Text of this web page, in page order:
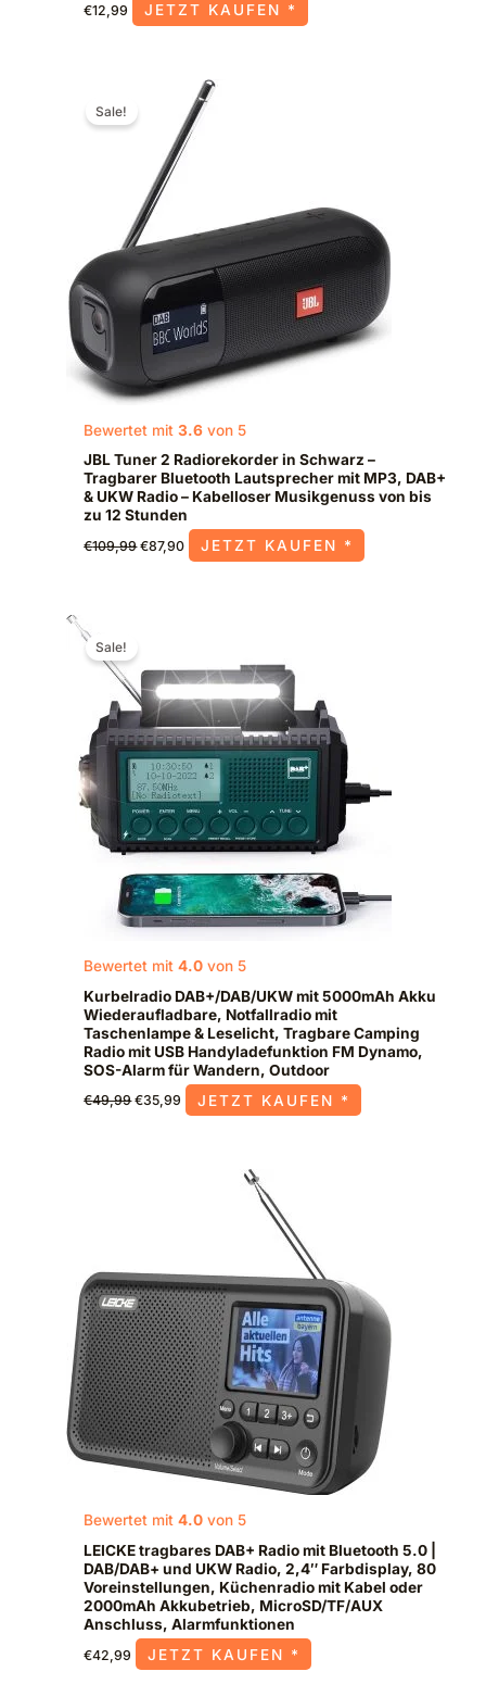
€12,99 JETZT KAUFEN *
Sale!
Bewertet mit3.6 von 5
JBL Tuner 2 Radiorekorder in Schwarz –
Tragbarer Bluetooth Lautsprecher mit MP3, DAB+
& UKW Radio – Kabelloser Musikgenuss von bis
zu 12 Stunden
€109,99
Ursprünglicher
€109,99
€87,90
Aktueller
Preis
ist:
€87,90.
JETZT KAUFEN *
Sale!
Bewertet mit4.0 von 5
Kurbelradio DAB+/DAB/UKW mit 5000mAh Akku
Wiederaufladbare, Notfallradio mit
Taschenlampe & Leselicht, Tragbare Camping
Radio mit USB Handyladefunktion FM Dynamo,
SOS-Alarm für Wandern, Outdoor
€49,99
war:
€49,99
€35,99
€35,99.
JETZT KAUFEN *
Bewertet mit4.0 von 5
LEICKE tragbares DAB+ Radio mit Bluetooth 5.0 |
DAB/DAB+ und UKW Radio, 2,4″ Farbdisplay, 80
Voreinstellungen, Küchenradio mit Kabel oder
2000mAh Akkubetrieb, MicroSD/TF/AUX
Anschluss, Alarmfunktionen
€42,99 JETZT KAUFEN *